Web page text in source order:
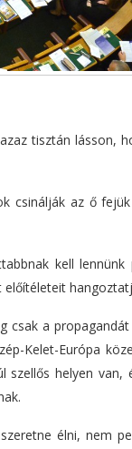
tisztán lásson,
csinálják az ő
kell lennünk
előítéleteit
csak a
Kelet-Európa
szellős helyen van,
élni, nem